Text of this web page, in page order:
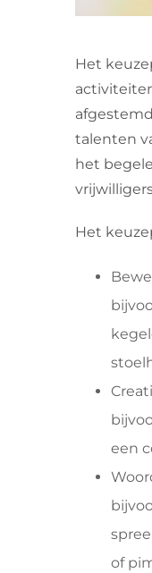
Het
talenten
het
Het
een
of